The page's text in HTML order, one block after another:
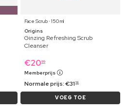
Face Scrub ⋅ 150 ml
Origins
Ginzing Refreshing Scrub
Cleanser
€2099
Memberprijs
Normale prijs:€31 19
VOEG TOE